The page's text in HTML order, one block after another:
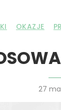
OKAZJE
27